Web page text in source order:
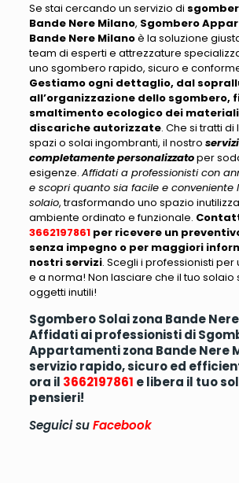
Se stai cercando un servizio di
Bande Nere Milano, Sgombero
Bande Nere Milanoè la soluzione
team di esperti e attrezzature
uno sgombero rapido, sicuro e
Gestiamo ogni dettaglio, dal
all’organizzazione dello sgombero,
smaltimento ecologico dei
discariche autorizzate. Che si tratti
spazi o solai ingombranti, il nostro
completamente personalizzatoper
esigenze. Affidati a professionisti con
e scopri quanto sia facile e conveniente
solaio, trasformando uno spazio
ambiente ordinato e funzionale.
3662197861 per ricevere un
senza impegno o per maggiori
nostri servizi. Scegli i professionisti per
e a norma! Non lasciare che il tuo solaio
oggetti inutili!
Sgombero Solai zona Bande
Affidati ai professionisti di
Appartamenti zona Bande Nere
servizio rapido, sicuro ed
ora il 3662197861 e libera il tuo
pensieri!
Seguici suFacebook